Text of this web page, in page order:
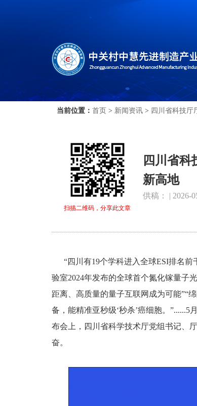
当前位置： 首页 > 新闻资讯 > 四川省科技厅
扫描二维码，分享此文章
四川省科
新高地
供稿： | 2026-
“四川有19个学科进入全球ESI排名前
验室2024年发布的全球首个氮化镓量子
距离、高质量的量子互联网成为可能”“
备，能精准亚秒级‘秒杀’癌细胞。”......5
布会上，四川省科学技术厅党组书记、
奋。